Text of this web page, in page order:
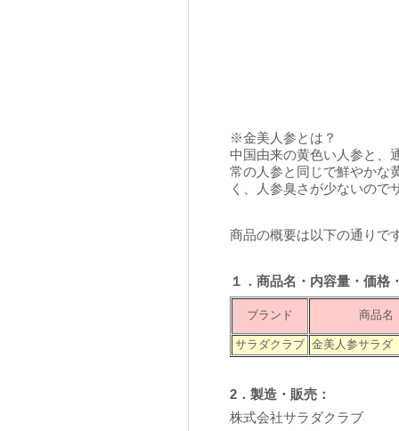
※金美人参とは？
中国由来の黄色い人参と、
常の人参と同じで鮮やかな
く、人参臭さが少ないので
商品の概要は以下の通りで
１．商品名・内容量・価格
ブランド 商品名
サラダクラブ 金美人参サラダ
2．製造・販売：
株式会社サラダクラブ